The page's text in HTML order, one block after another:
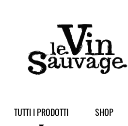
TUTTI I PRODOTTI SHOP